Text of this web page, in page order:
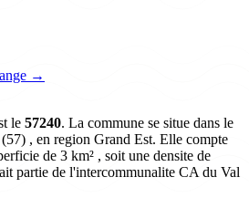
→
le 57240. La commune se situe dans le
, en region Grand Est. Elle compte
de 3 km² , soit une densite de
partie de l'intercommunalite CA du Val